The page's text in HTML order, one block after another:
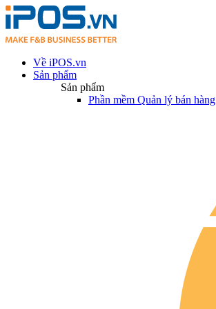
Về iPOS.vn
Sản phẩm
Sản phẩm
Phần mềm Quản lý bán hàng